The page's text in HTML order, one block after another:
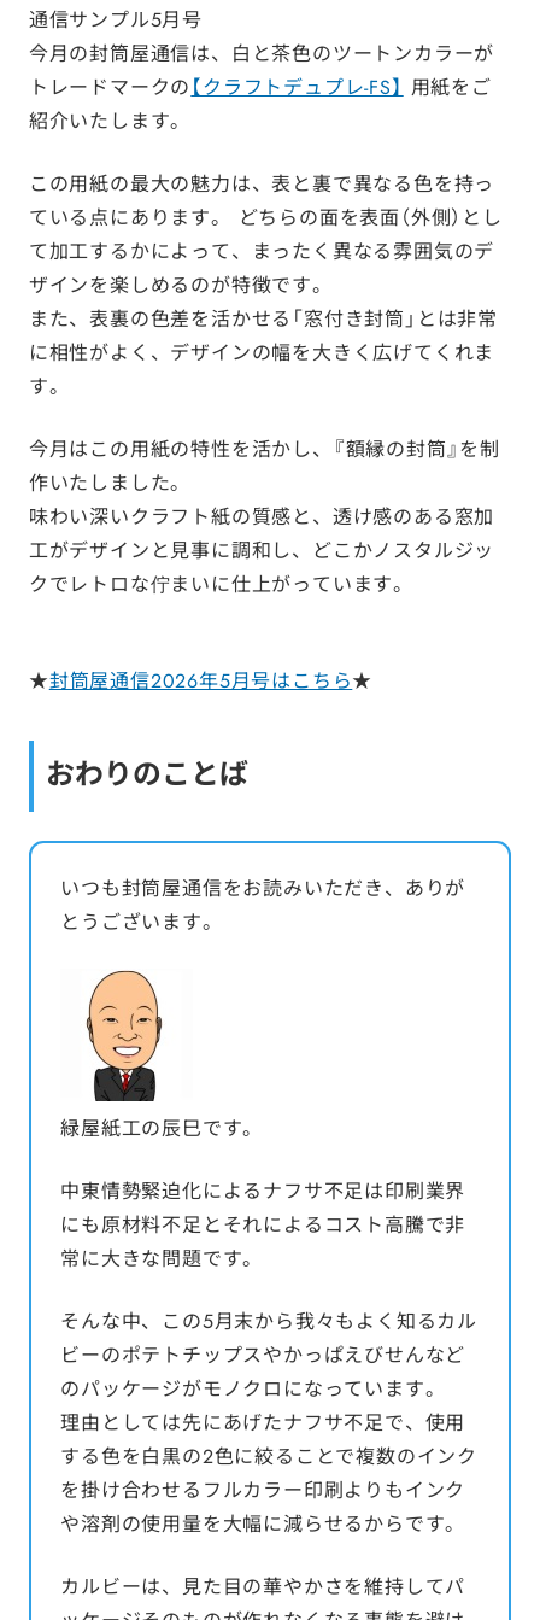
通信サンプル5月号
今月の封筒屋通信は、白と茶色のツートンカラーが
トレードマークの 【クラフトデュプレ-FS】 用紙をご
紹介いたします。
この用紙の最大の魅力は、表と裏で異なる色を持っ
ている点にあります。 どちらの面を表面（外側）とし
て加工するかによって、まったく異なる雰囲気のデ
ザインを楽しめるのが特徴です。
また、表裏の色差を活かせる「窓付き封筒」とは非常
に相性がよく、デザインの幅を大きく広げてくれま
す。
今月はこの用紙の特性を活かし、『額縁の封筒』を制
作いたしました。
味わい深いクラフト紙の質感と、透け感のある窓加
工がデザインと見事に調和し、どこかノスタルジッ
クでレトロな佇まいに仕上がっています。
★封筒屋通信2026年5月号はこちら★
おわりのことば
いつも封筒屋通信をお読みいただき、ありが
とうございます。
緑屋紙工の辰巳です。
中東情勢緊迫化によるナフサ不足は印刷業界
にも原材料不足とそれによるコスト高騰で非
常に大きな問題です。
そんな中、この5月末から我々もよく知るカル
ビーのポテトチップスやかっぱえびせんなど
のパッケージがモノクロになっています。
理由としては先にあげたナフサ不足で、使用
する色を白黒の2色に絞ることで複数のインク
を掛け合わせるフルカラー印刷よりもインク
や溶剤の使用量を大幅に減らせるからです。
カルビーは、見た目の華やかさを維持してパ